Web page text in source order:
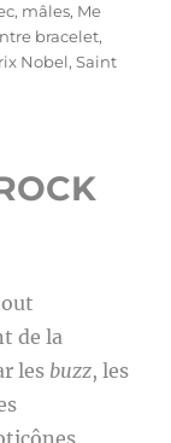
, mâles, Me
bracelet,
Nobel,Saint
de la
les buzz, les